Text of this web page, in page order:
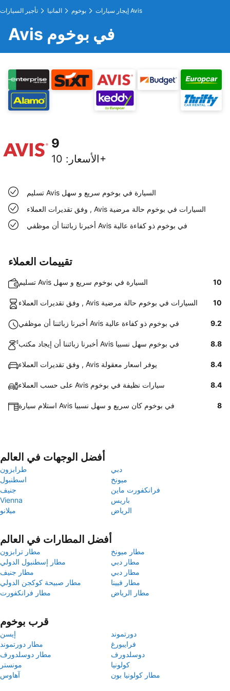
تأجير السيارات المانيا بوخوم إيجار سيارات Avis
Avis في بوخوم
9
الأسعار : 10+
تسليم Avis السيارة في بوخوم سريع و سهل
وفق تقديرات العملاء , Avis السيارات في بوخوم حالة مرضية
أخبرنا زبائننا أن موظفي Avis في بوخوم ذو كفاءة عالية
تقييمات العملاء
تسليم Avis السيارة في بوخوم سريع و سهل 10
وفق تقديرات العملاء , Avis السيارات في بوخوم حالة مرضية 10
أخبرنا زبائننا أن موظفي Avis في بوخوم ذو كفاءة عالية 9.2
أخبرنا زبائننا أن إيجاد مكتب Avis في بوخوم سهل نسبيا 8.8
وفق تقديرات العملاء , Avis يوفر اسعار معقولة 8.4
على حسب العملاء Avis سيارات نظيفة في بوخوم 8.4
استلام سيارة Avis في بوخوم كان سريع و سهل نسبيا 8
أفضل الوجهات في العالم
طرابزون
دبي
اسطنبول
ميونخ
جنيف
فرانكفورت ماين
Vienna
باريس
ميلانو
الرياض
أفضل المطارات في العالم
مطار ترابزون
مطار ميونخ
مطار إسطنبول الدولي
مطار دبي
مطار جنيف
مطار دبي
مطار صبيحة كوكجن الدولي
مطار فيينا
مطار فرانكفورت
مطار الرياض
قرب بوخوم
إيسن
دورتموند
مطار دورتموند
فرايبورغ
مطار دوسلدورف
دوسلدورف
مونستر
كولونيا
آهاوس
مطار كولونيا بون